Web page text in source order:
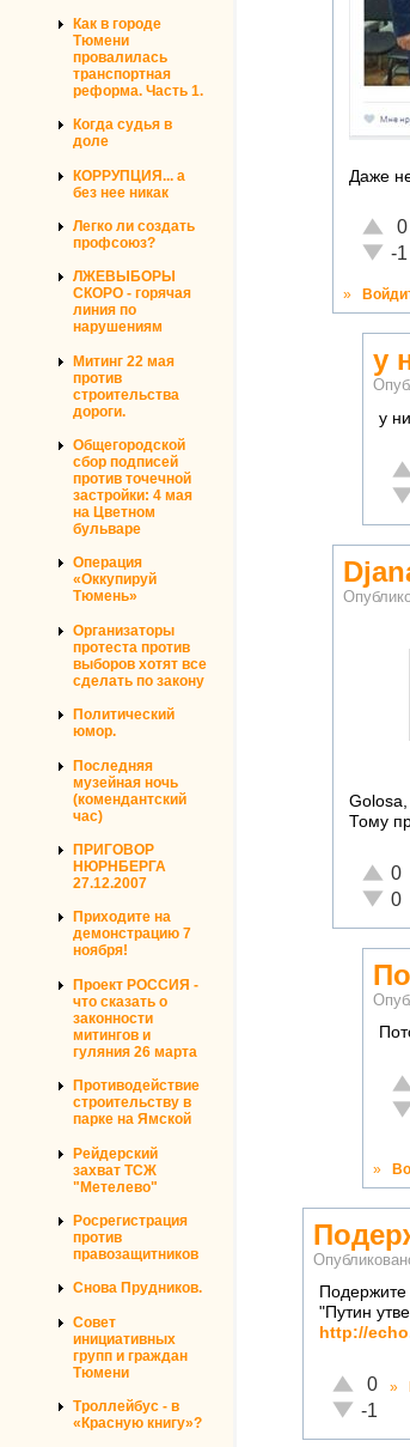
Как в городе
Тюмени
провалилась
транспортная
реформа. Часть 1.
Когда судья в
доле
КОРРУПЦИЯ... а
без нее никак
Легко ли создать
профсоюз?
ЛЖЕВЫБОРЫ
СКОРО - горячая
линия по
нарушениям
Митинг 22 мая
против
строительства
дороги.
Общегородской
сбор подписей
против точечной
застройки: 4 мая
на Цветном
бульваре
Операция
«Оккупируй
Тюмень»
Организаторы
протеста против
выборов хотят все
сделать по закону
Политический
юмор.
Последняя
музейная ночь
(комендантский
час)
ПРИГОВОР
НЮРНБЕРГА
27.12.2007
Приходите на
демонстрацию 7
ноября!
Проект РОССИЯ -
что сказать о
законности
митингов и
гуляния 26 марта
Противодействие
строительству в
парке на Ямской
Рейдерский
захват ТСЖ
"Метелево"
Росрегистрация
против
правозащитников
Снова Прудников.
Совет
инициативных
групп и граждан
Тюмени
Троллейбус - в
«Красную книгу»?
Даже
0
-1
»
у
у
Golosa,
Тому
0
0
»
"Путин
http://
Отлично!
0
-1
»